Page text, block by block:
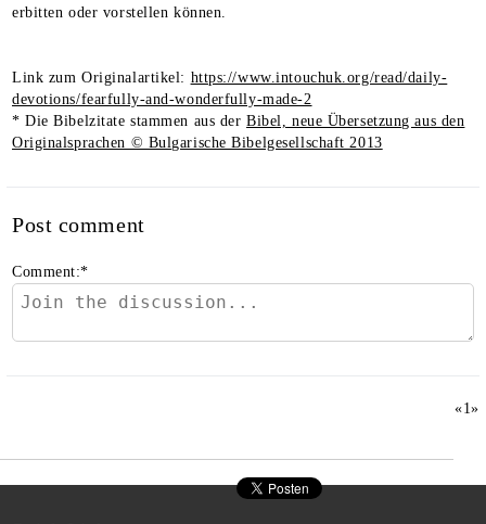
erbitten oder vorstellen können.
Link zum Originalartikel: https://www.intouchuk.org/read/daily-
devotions/fearfully-and-wonderfully-made-2
* Die Bibelzitate stammen aus derBibel, neue Übersetzung aus den
Originalsprachen © Bulgarische Bibelgesellschaft 2013
Post comment
Comment:*
«1»